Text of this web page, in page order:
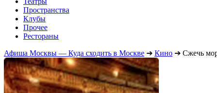
Пространства
Клубы
Прочее
Рестораны
Афиша Москвы — Куда сходить в Москве ➔ Кино ➔ Сжечь